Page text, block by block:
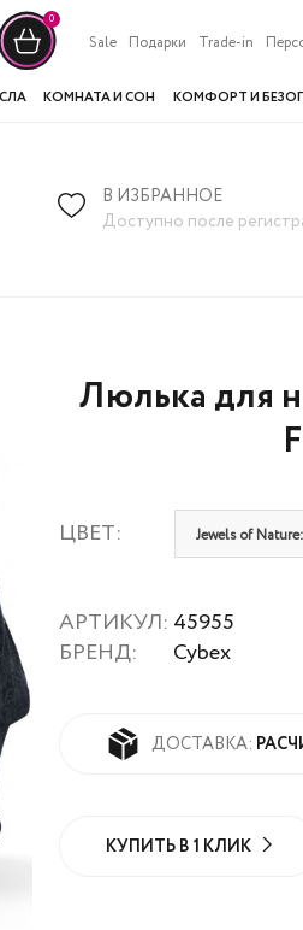
0
Sale Подарки Trade-in
КОМНАТА И СОН КОМФОРТ И
В ИЗБРАННОЕ
Доступно после
Люлька для
ЦВЕТ: Jewels of
АРТИКУЛ:
БРЕНД:
45955
Cybex
ДОСТАВКА:
КУПИТЬ В 1 КЛИК